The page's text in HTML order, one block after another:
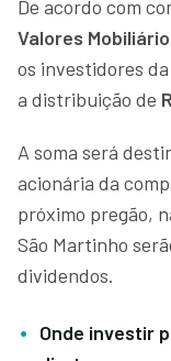
De acordo com
Valores
os investidores
a distribuição de
A soma será
acionária da
próximo pregão,
São Martinho
dividendos.
Onde investir